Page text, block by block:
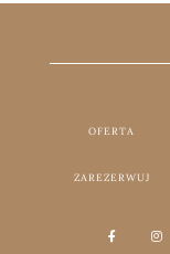
OFERTA
ZAREZERWUJ